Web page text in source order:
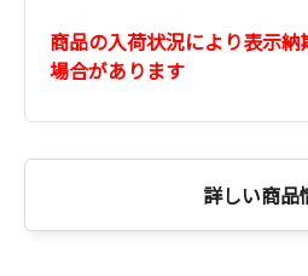
商品の入荷状況により表示
場合があります
詳しい商品